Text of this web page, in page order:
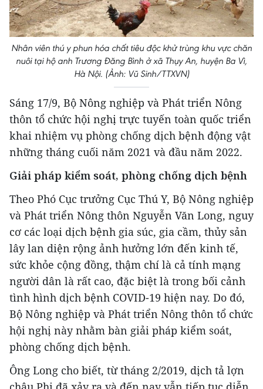
Nhân viên thú y phun hóa chất tiêu độc khử trùng khu vực chăn
nuôi tại hộ anh Trương Đăng Bình ở xã Thụy An, huyện Ba Vì,
Hà Nội. (Ảnh: Vũ Sinh/TTXVN)
Sáng 17/9, Bộ Nông nghiệp và Phát triển Nông
thôn tổ chức hội nghị trực tuyến toàn quốc triển
khai nhiệm vụ phòng chống dịch bệnh động vật
những tháng cuối năm 2021 và đầu năm 2022.
Giải pháp kiểm soát, phòng chống dịch bệnh
Theo Phó Cục trưởng Cục Thú Y, Bộ Nông nghiệp
và Phát triển Nông thôn Nguyễn Văn Long, nguy
cơ các loại dịch bệnh gia súc, gia cầm, thủy sản
lây lan diện rộng ảnh hưởng lớn đến kinh tế,
sức khỏe cộng đồng, thậm chí là cả tính mạng
người dân là rất cao, đặc biệt là trong bối cảnh
tình hình dịch bệnh COVID-19 hiện nay. Do đó,
Bộ Nông nghiệp và Phát triển Nông thôn tổ chức
hội nghị này nhằm bàn giải pháp kiểm soát,
phòng chống dịch bệnh.
Ông Long cho biết, từ tháng 2/2019, dịch tả lợn